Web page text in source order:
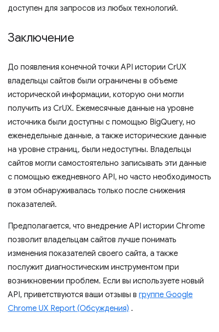
доступен для запросов из любых технологий.
Заключение
До появления конечной точки API истории CrUX
владельцы сайтов были ограничены в объеме
исторической информации, которую они могли
получить из CrUX. Ежемесячные данные на уровне
источника были доступны с помощью BigQuery, но
еженедельные данные, а также исторические данные
на уровне страниц, были недоступны. Владельцы
сайтов могли самостоятельно записывать эти данные
с помощью ежедневного API, но часто необходимость
в этом обнаруживалась только после снижения
показателей.
Предполагается, что внедрение API истории Chrome
позволит владельцам сайтов лучше понимать
изменения показателей своего сайта, а также
послужит диагностическим инструментом при
возникновении проблем. Если вы используете новый
API, приветствуются ваши отзывы в группе Google
Chrome UX Report (Обсуждения) .